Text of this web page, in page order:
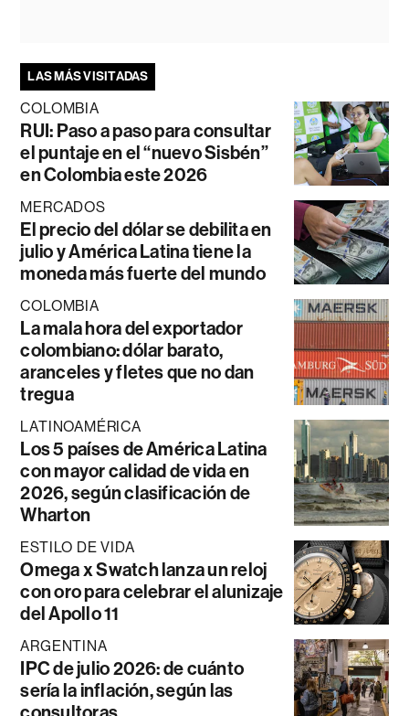
LAS MÁS VISITADAS
COLOMBIA
RUI: Paso a paso para consultar
el puntaje en el “nuevo Sisbén”
en Colombia este 2026
MERCADOS
El precio del dólar se debilita en
julio y América Latina tiene la
moneda más fuerte del mundo
COLOMBIA
La mala hora del exportador
colombiano: dólar barato,
aranceles y fletes que no dan
tregua
LATINOAMÉRICA
Los 5 países de América Latina
con mayor calidad de vida en
2026, según clasificación de
Wharton
ESTILO DE VIDA
Omega x Swatch lanza un reloj
con oro para celebrar el alunizaje
del Apollo 11
ARGENTINA
IPC de julio 2026: de cuánto
sería la inflación, según las